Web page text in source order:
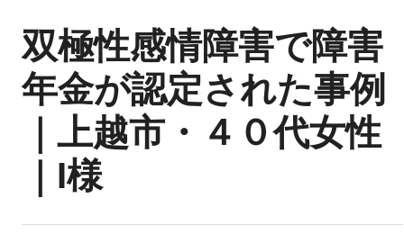
双極性感情障害で障害
年金が認定された事例
｜上越市・４０代女性
｜I様